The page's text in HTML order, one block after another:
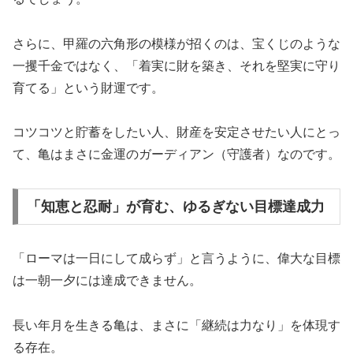
さらに、甲羅の六角形の模様が招くのは、宝くじのような
一攫千金ではなく、「着実に財を築き、それを堅実に守り
育てる」という財運です。
コツコツと貯蓄をしたい人、財産を安定させたい人にとっ
て、亀はまさに金運のガーディアン（守護者）なのです。
「知恵と忍耐」が育む、ゆるぎない目標達成力
「ローマは一日にして成らず」と言うように、偉大な目標
は一朝一夕には達成できません。
長い年月を生きる亀は、まさに「継続は力なり」を体現す
る存在。